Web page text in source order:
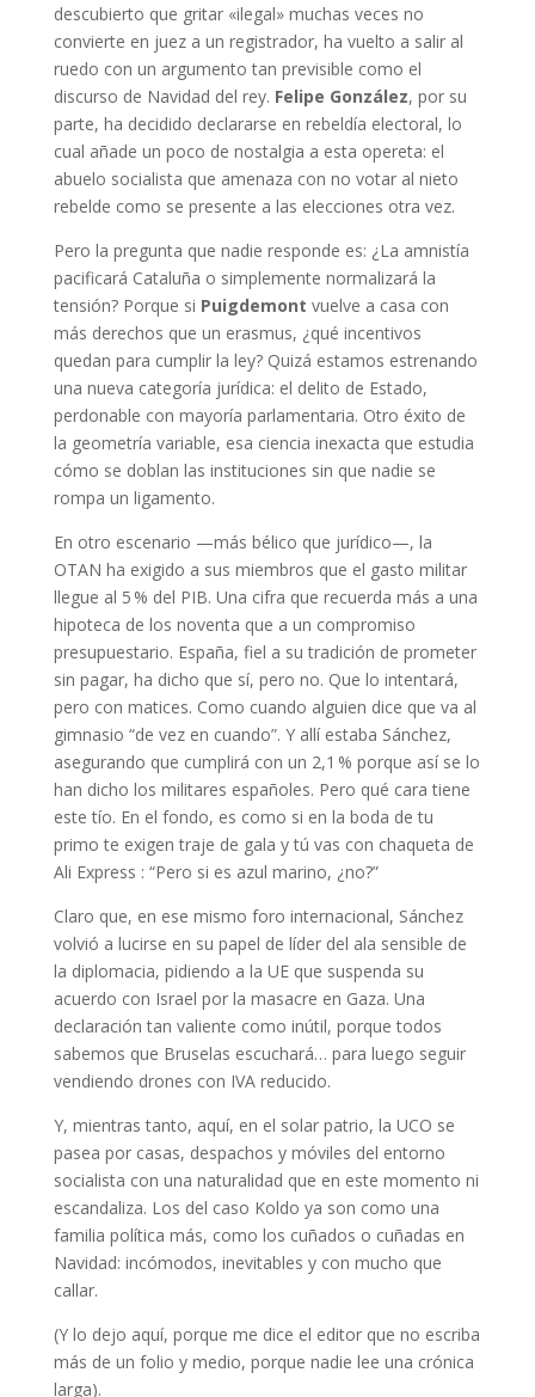
descubierto que gritar «ilegal» muchas veces no
convierte en juez a un registrador, ha vuelto a salir al
ruedo con un argumento tan previsible como el
discurso de Navidad del rey. Felipe González, por su
parte, ha decidido declararse en rebeldía electoral, lo
cual añade un poco de nostalgia a esta opereta: el
abuelo socialista que amenaza con no votar al nieto
rebelde como se presente a las elecciones otra vez.
Pero la pregunta que nadie responde es: ¿La amnistía
pacificará Cataluña o simplemente normalizará la
tensión? Porque si Puigdemont vuelve a casa con
más derechos que un erasmus, ¿qué incentivos
quedan para cumplir la ley? Quizá estamos estrenando
una nueva categoría jurídica: el delito de Estado,
perdonable con mayoría parlamentaria. Otro éxito de
la geometría variable, esa ciencia inexacta que estudia
cómo se doblan las instituciones sin que nadie se
rompa un ligamento.
En otro escenario —más bélico que jurídico—, la
OTAN ha exigido a sus miembros que el gasto militar
llegue al 5 % del PIB. Una cifra que recuerda más a una
hipoteca de los noventa que a un compromiso
presupuestario. España, fiel a su tradición de prometer
sin pagar, ha dicho que sí, pero no. Que lo intentará,
pero con matices. Como cuando alguien dice que va al
gimnasio “de vez en cuando”. Y allí estaba Sánchez,
asegurando que cumplirá con un 2,1 % porque así se lo
han dicho los militares españoles. Pero qué cara tiene
este tío. En el fondo, es como si en la boda de tu
primo te exigen traje de gala y tú vas con chaqueta de
Ali Express : “Pero si es azul marino, ¿no?”
Claro que, en ese mismo foro internacional, Sánchez
volvió a lucirse en su papel de líder del ala sensible de
la diplomacia, pidiendo a la UE que suspenda su
acuerdo con Israel por la masacre en Gaza. Una
declaración tan valiente como inútil, porque todos
sabemos que Bruselas escuchará… para luego seguir
vendiendo drones con IVA reducido.
Y, mientras tanto, aquí, en el solar patrio, la UCO se
pasea por casas, despachos y móviles del entorno
socialista con una naturalidad que en este momento ni
escandaliza. Los del caso Koldo ya son como una
familia política más, como los cuñados o cuñadas en
Navidad: incómodos, inevitables y con mucho que
callar.
(Y lo dejo aquí, porque me dice el editor que no escriba
más de un folio y medio, porque nadie lee una crónica
larga).